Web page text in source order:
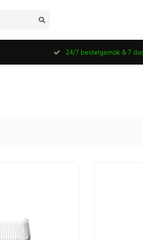
24/7 bestelgemak & 7